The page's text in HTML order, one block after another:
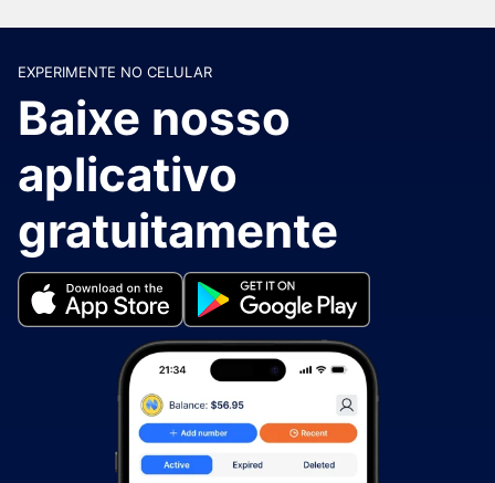
EXPERIMENTE NO CELULAR
Baixe nosso
aplicativo
gratuitamente